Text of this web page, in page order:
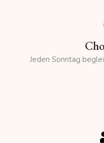
Jeden Sonntag